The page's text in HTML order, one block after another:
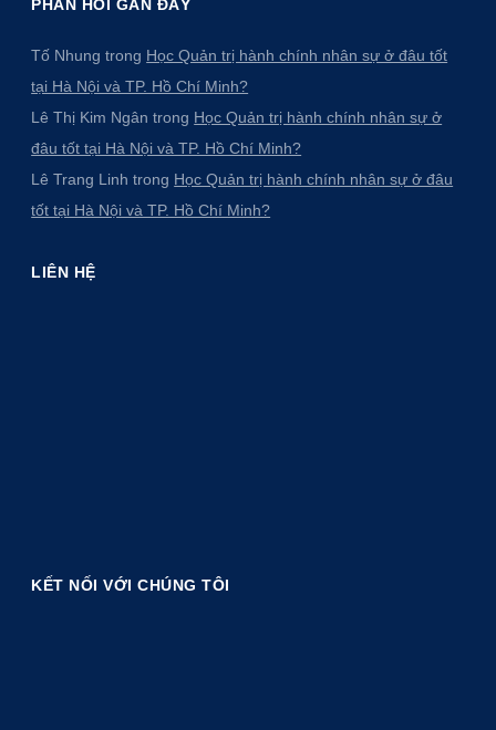
PHẢN HỒI GẦN ĐÂY
Tố Nhung trong Học Quản trị hành chính nhân sự ở đâu tốt
tại Hà Nội và TP. Hồ Chí Minh?
Lê Thị Kim Ngân trong Học Quản trị hành chính nhân sự ở
đâu tốt tại Hà Nội và TP. Hồ Chí Minh?
Lê Trang Linh trong Học Quản trị hành chính nhân sự ở đâu
tốt tại Hà Nội và TP. Hồ Chí Minh?
LIÊN HỆ
KẾT NỐI VỚI CHÚNG TÔI